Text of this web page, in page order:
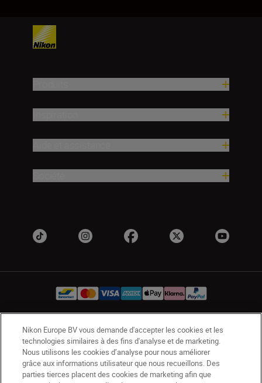
BE(fr) Nikon Sites
Contactez-nous
Avis de confidentialité
Conditions d’utilisation
CVG de la boutique Nikon Store
Nikon Europe BV vous demande d'accepter les cookies et les
technologies similaires à des fins d'analyse et de marketing.
Nous utilisons les cookies d’analyse pour nous améliorer
grâce aux informations utilisateur que nous recueillons. Des
parties tierces placent des cookies de marketing afin que